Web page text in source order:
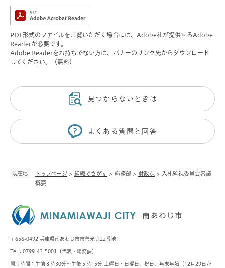
現在地 トップページ > 組織でさがす > 総務部 > 財政課 >
入札監視委員会審議
概要
PDF形式のファイルをご覧いただく場合には、Adobe社が提供するAdobe
Readerが必要です。
Adobe Readerをお持ちでない方は、バナーのリンク先からダウンロード
してください。（無料）
見つからないときは
よくある質問と回答
〒656-0492 兵庫県南あわじ市市善光寺22番地1
Tel：0799-43-5001（代表・ 総務課）
開庁時間：午前８時30分～午後５時15分 土曜日・日曜日、祝日、年末年始（12月29日か